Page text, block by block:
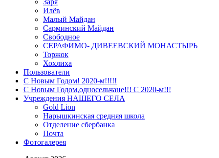
Заря
Илёв
Малый Майдан
Сарминский Майдан
Свободное
СЕРАФИМО- ДИВЕЕВСКИЙ МОНАСТЫРЬ
Торжок
Хохлиха
Пользователи
С Новым Годом! 2020-м!!!!!
С Новым Годом,односельчане!!! С 2020-м!!!
Учреждения НАШЕГО СЕЛА
Gold Lion
Нарышкинская средняя школа
Отделение сбербанка
Почта
Фотогалерея